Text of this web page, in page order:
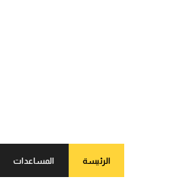
الرئيسة المساعدات